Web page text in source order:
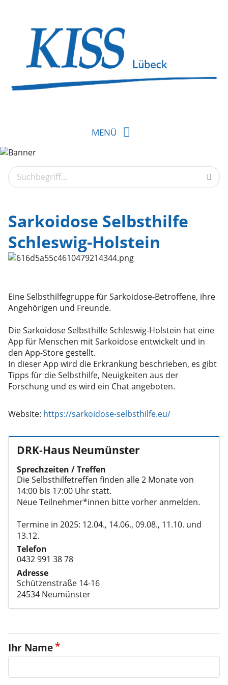
MENÜ
Ihr Name
Sarkoidose Selbsthilfe
Schleswig-Holstein
Eine Selbsthilfegruppe für Sarkoidose-Betroffene, ihre
Angehörigen und Freunde.
Die Sarkoidose Selbsthilfe Schleswig-Holstein hat eine
App für Menschen mit Sarkoidose entwickelt und in
den App-Store gestellt.
In dieser App wird die Erkrankung beschrieben, es gibt
Tipps für die Selbsthilfe, Neuigkeiten aus der
Website: https://sarkoidose-selbsthilfe.eu/
DRK-Haus Neumünster
Sprechzeiten / Treffen
Die Selbsthilfetreffen finden alle 2 Monate von
14:00 bis 17:00 Uhr statt.
Neue Teilnehmer*innen bitte vorher anmelden.
Termine in 2025: 12.04., 14.06., 09.08., 11.10. und
13.12.
Telefon
0432 991 38 78
Adresse
Schützenstraße 14-16
24534 Neumünster